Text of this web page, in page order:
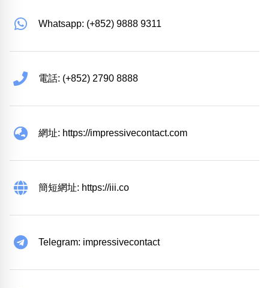
Whatsapp: (+852) 9888 9311
電話: (+852) 2790 8888
網址: https://impressivecontact.com
簡短網址: https://iii.co
Telegram: impressivecontact